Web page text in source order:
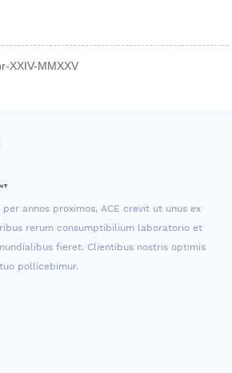
XXIV-MMXXV
annos proximos, ACE crevit ut unus ex
rerum consumptibilium laboratorio et
fieret. Clientibus nostris optimis
pollicebimur.